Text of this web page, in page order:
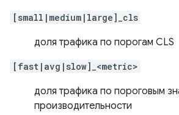
[small|medium|large]_cls
доля трафика по порогам CLS
[fast|avg|slow]_<metric>
доля трафика по пороговым
производительности